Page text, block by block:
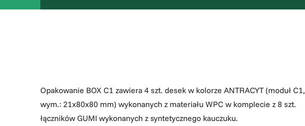
Opakowanie BOX C1 zawiera 4 szt. desek w kolorze ANTRACYT (moduł C1,
wym.: 21x80x80 mm) wykonanych z materiału WPC w komplecie z 8 szt.
łączników GUMI wykonanych z syntetycznego kauczuku.